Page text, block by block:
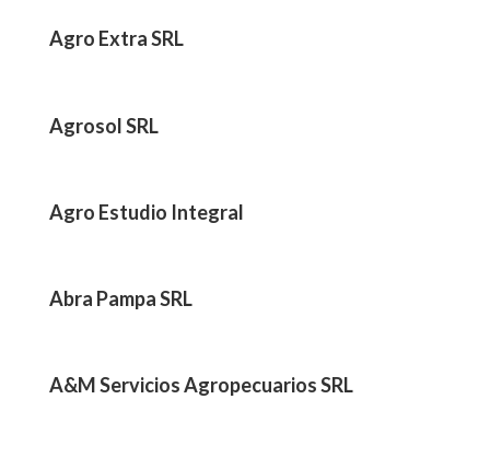
Agro Extra SRL
Agrosol SRL
Agro Estudio Integral
Abra Pampa SRL
A&M Servicios Agropecuarios SRL